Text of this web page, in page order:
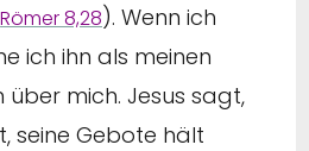
Römer 8,28). Wenn ich
ich ihn als meinen
über mich. Jesus sagt,
seine Gebote hält